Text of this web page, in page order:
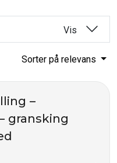
Vis
Sorter på relevans
–
gransking